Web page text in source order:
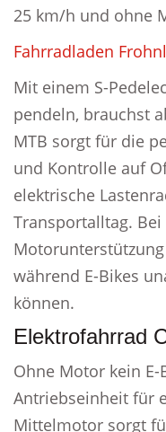
25 km/h und ohne
Fahrradladen
Mit einem S-
pendeln, brauchst
MTB sorgt für die
und Kontrolle auf
elektrische
Transportalltag.
während E-Bikes
können.
Elektrofahrrad
Ohne Motor kein
Antriebseinheit für
Mittelmotor sorgt